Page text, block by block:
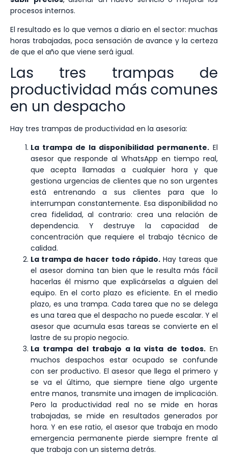
procesos internos.
El resultado es lo que vemos a diario en el sector: muchas
horas trabajadas, poca sensación de avance y la certeza
de que el año que viene será igual.
Las tres trampas de
productividad más comunes
en un despacho
Hay tres trampas de productividad en la asesoría:
La trampa de la disponibilidad permanente. El
asesor que responde al WhatsApp en tiempo real,
que acepta llamadas a cualquier hora y que
gestiona urgencias de clientes que no son urgentes
está entrenando a sus clientes para que lo
interrumpan constantemente. Esa disponibilidad no
crea fidelidad, al contrario: crea una relación de
dependencia. Y destruye la capacidad de
concentración que requiere el trabajo técnico de
calidad.
La trampa de hacer todo rápido.Hay tareas que
el asesor domina tan bien que le resulta más fácil
hacerlas él mismo que explicárselas a alguien del
equipo. En el corto plazo es eficiente. En el medio
plazo, es una trampa. Cada tarea que no se delega
es una tarea que el despacho no puede escalar. Y el
asesor que acumula esas tareas se convierte en el
lastre de su propio negocio.
La trampa del trabajo a la vista de todos. En
muchos despachos estar ocupado se confunde
con ser productivo. El asesor que llega el primero y
se va el último, que siempre tiene algo urgente
entre manos, transmite una imagen de implicación.
Pero la productividad real no se mide en horas
trabajadas, se mide en resultados generados por
hora. Y en ese ratio, el asesor que trabaja en modo
emergencia permanente pierde siempre frente al
que trabaja con un sistema detrás.